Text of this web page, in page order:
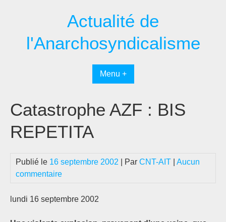
Actualité de
l'Anarchosyndicalisme
Menu +
Catastrophe AZF : BIS
REPETITA
Publié le 16 septembre 2002 | Par CNT-AIT
Aucun
commentaire
lundi 16 septembre 2002